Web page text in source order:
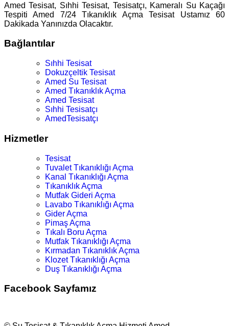
Amed Tesisat, Sıhhi Tesisat, Tesisatçı, Kameralı Su Kaçağı
Tespiti Amed 7/24 Tıkanıklık Açma Tesisat Ustamız 60
Dakikada Yanınızda Olacaktır.
Bağlantılar
Sıhhi Tesisat
Dokuzçeltik Tesisat
Amed Su Tesisat
Amed Tıkanıklık Açma
Amed Tesisat
Sıhhi Tesisatçı
AmedTesisatçı
Hizmetler
Tesisat
Tuvalet Tıkanıklığı Açma
Kanal Tıkanıklığı Açma
Tıkanıklık Açma
Mutfak Gideri Açma
Lavabo Tıkanıklığı Açma
Gider Açma
Pimaş Açma
Tıkalı Boru Açma
Mutfak Tıkanıklığı Açma
Kırmadan Tıkanıklık Açma
Klozet Tıkanıklığı Açma
Duş Tıkanıklığı Açma
Facebook Sayfamız